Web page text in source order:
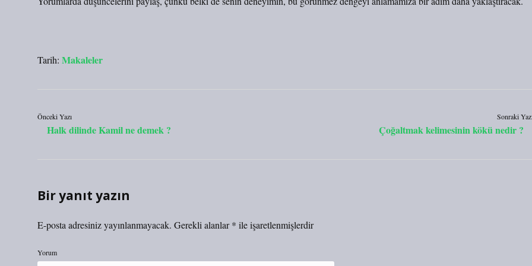
Tarih: Makaleler
Önceki Yazı
Halk dilinde Kamil ne demek ?
Sonraki
Çoğaltmak kelimesinin kökü nedir ?
Bir yanıt yazın
E-posta adresiniz yayınlanmayacak. Gerekli alanlar* ile işaretlenmişlerdir
Yorum